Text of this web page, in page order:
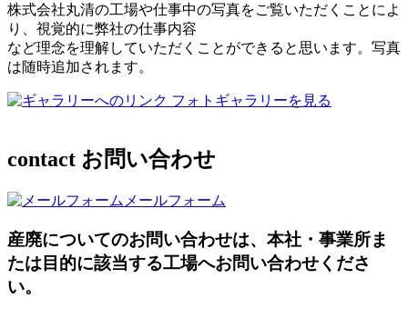
株式会社丸清の工場や仕事中の写真をご覧いただくことによ
り、視覚的に弊社の仕事内容
など理念を理解していただくことができると思います。写真
は随時追加されます。
フォトギャラリーを見る
contact お問い合わせ
メールフォーム
産廃についてのお問い合わせは、本社・事業所ま
たは目的に該当する工場へお問い合わせくださ
い。